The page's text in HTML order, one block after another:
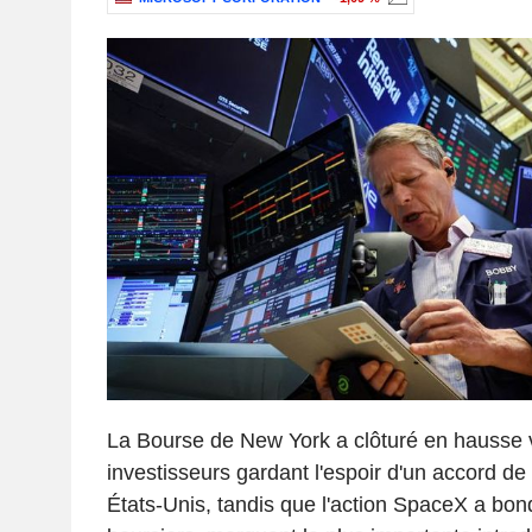
La Bourse de New York a clôturé en hausse
investisseurs gardant l'espoir d'un accord
États-Unis, tandis que l'action SpaceX a